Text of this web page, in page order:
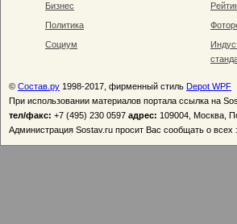
Бизнес
Политика
Социум
© Состав.ру 1998-2017, фирменный стиль Depot WPF
При использовании материалов портала ссылка на
тел/факс: +7 (495) 230 0597 адрес: 109004, Москва,
Администрация Sostav.ru просит Вас сообщать о